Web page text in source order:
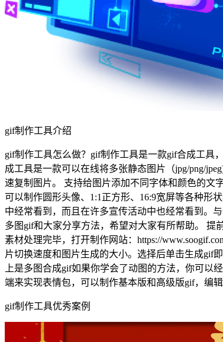
gif制作工具介绍
gif制作工具怎么做？gif制作工具是一款gif合成工具
成工具是一款可以在线将多张静态图片（jpg/png/
速复制图片。 支持给图片添加不同字体和颜色的文
可以制作圆形头像、1:1正方形、16:9宽屏等各种形
中经常看到，而且在许多宣传活动中也经常看到。
多图gif和大家分享方法，希望对大家有所帮助。 提
素材处理完毕，打开制作网站：https://
片切换速度和图片生成的大小。选择后单击生成gif
上是多图合成gif如果你学会了动图的方法，你可
端来实现表情包，可以制作基本版和高级版gif，编
gif制作工具优秀案例